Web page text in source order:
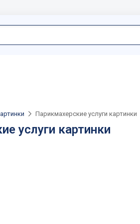
Парикмахерские услуги картинки
услуги картинки